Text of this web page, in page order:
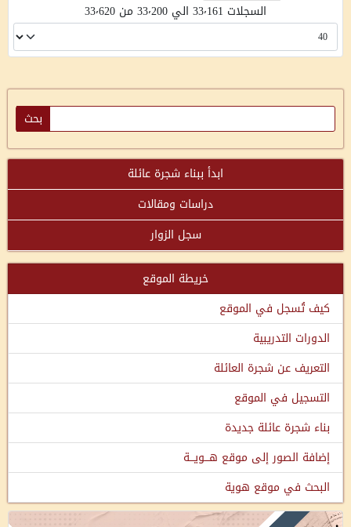
السجلات 33٬161 الي 33٬200 من 33٬620
ابدأ ببناء شجرة عائلة
دراسات ومقالات
سجل الزوار
خريطة الموقع
كيف تُسجل في الموقع
الدورات التدريبية
التعريف عن شجرة العائلة
التسجيل في الموقع
بناء شجرة عائلة جديدة
إضافة الصور إلى موقع هـــويـــة
البحث في موقع هوية